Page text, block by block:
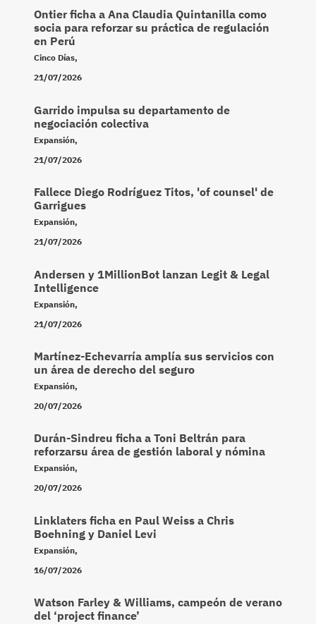
Ontier ficha a Ana Claudia Quintanilla como
socia para reforzar su práctica de regulación
en Perú
Cinco Días,
21/07/2026
Garrido impulsa su departamento de
negociación colectiva
Expansión,
21/07/2026
Fallece Diego Rodríguez Titos, 'of counsel' de
Garrigues
Expansión,
21/07/2026
Andersen y 1MillionBot lanzan Legit & Legal
Intelligence
Expansión,
21/07/2026
Martínez-Echevarría amplía sus servicios con
un área de derecho del seguro
Expansión,
20/07/2026
Durán-Sindreu ficha a Toni Beltrán para
reforzarsu área de gestión laboral y nómina
Expansión,
20/07/2026
Linklaters ficha en Paul Weiss a Chris
Boehning y Daniel Levi
Expansión,
16/07/2026
Watson Farley & Williams, campeón de verano
del ‘project finance’